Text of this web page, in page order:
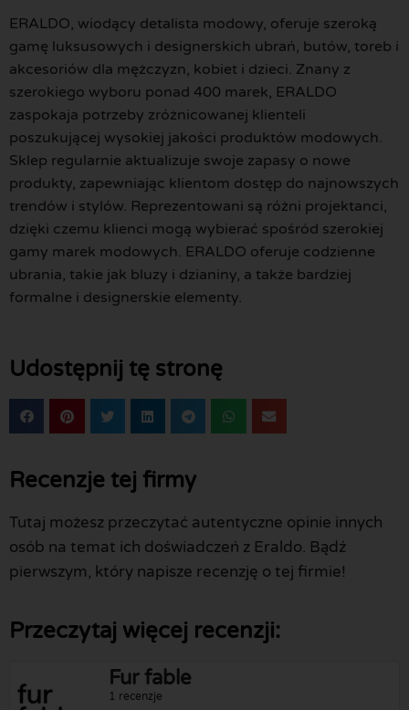
ERALDO, wiodący detalista modowy, oferuje szeroką
gamę luksusowych i designerskich ubrań, butów, toreb i
akcesoriów dla mężczyzn, kobiet i dzieci. Znany z
szerokiego wyboru ponad 400 marek, ERALDO
zaspokaja potrzeby zróżnicowanej klienteli
poszukującej wysokiej jakości produktów modowych.
Sklep regularnie aktualizuje swoje zapasy o nowe
produkty, zapewniając klientom dostęp do najnowszych
trendów i stylów. Reprezentowani są różni projektanci,
dzięki czemu klienci mogą wybierać spośród szerokiej
gamy marek modowych. ERALDO oferuje codzienne
ubrania, takie jak bluzy i dzianiny, a także bardziej
formalne i designerskie elementy.
Udostępnij tę stronę
Recenzje tej firmy
Tutaj możesz przeczytać autentyczne opinie innych
osób na temat ich doświadczeń z Eraldo. Bądź
pierwszym, który napisze recenzję o tej firmie!
Przeczytaj więcej recenzji:
Fur fable
1 recenzje